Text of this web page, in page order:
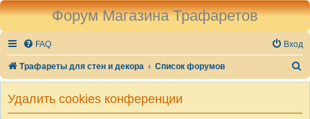
Форум Магазина Трафаретов
FAQ Вход
Трафареты для стен и декора Список форумов
о
Удалить cookies конференции